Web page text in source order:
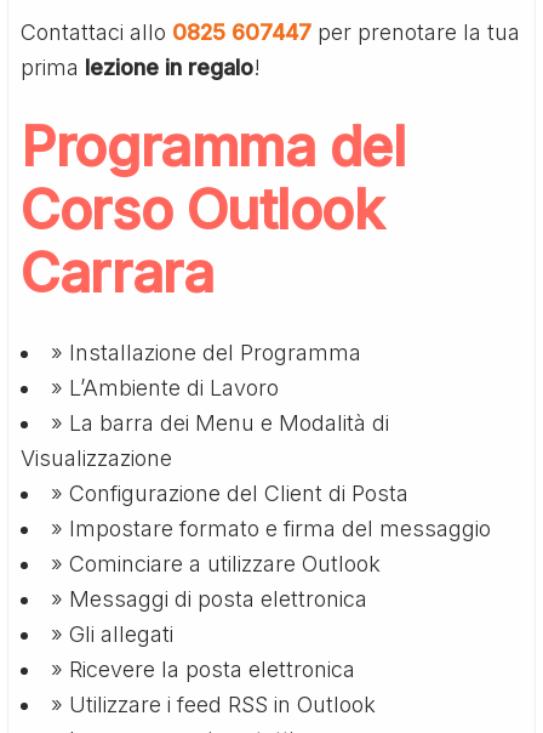
Contattaci allo 0825 607447 per prenotare la tua
prima lezione in regalo!
Programma del
Corso Outlook
Carrara
» Installazione del Programma
» L’Ambiente di Lavoro
» La barra dei Menu e Modalità di
Visualizzazione
» Configurazione del Client di Posta
» Impostare formato e firma del messaggio
» Cominciare a utilizzare Outlook
» Messaggi di posta elettronica
» Gli allegati
» Ricevere la posta elettronica
» Utilizzare i feed RSS in Outlook